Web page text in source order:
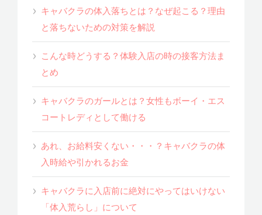
キャバクラの体入落ちとは？なぜ起こる？理由
と落ちないための対策を解説
こんな時どうする？体験入店の時の接客方法ま
とめ
キャバクラのガールとは？女性もボーイ・エス
コートレディとして働ける
あれ、お給料安くない・・・？キャバクラの体
入時給や引かれるお金
キャバクラに入店前に絶対にやってはいけない
「体入荒らし」について